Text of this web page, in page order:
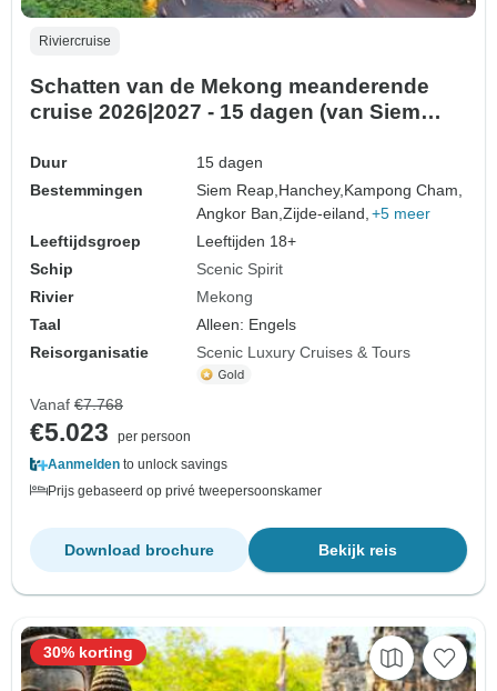
Riviercruise
Schatten van de Mekong meanderende
cruise 2026|2027 - 15 dagen (van Siem
Duur
15 dagen
Bestemmingen
Siem Reap, Hanchey, Kampong Cham,
Angkor Ban,Zijde-eiland, +5 meer
Leeftijdsgroep
Leeftijden 18+
Schip
Scenic Spirit
Rivier
Mekong
Taal
Alleen: Engels
Reisorganisatie
Scenic Luxury Cruises & Tours
Vanaf €7.768
€5.023
per persoon
Aanmelden to unlock savings
Prijs gebaseerd op privé tweepersoonskamer
Bekijk reis
Download brochure
30% korting